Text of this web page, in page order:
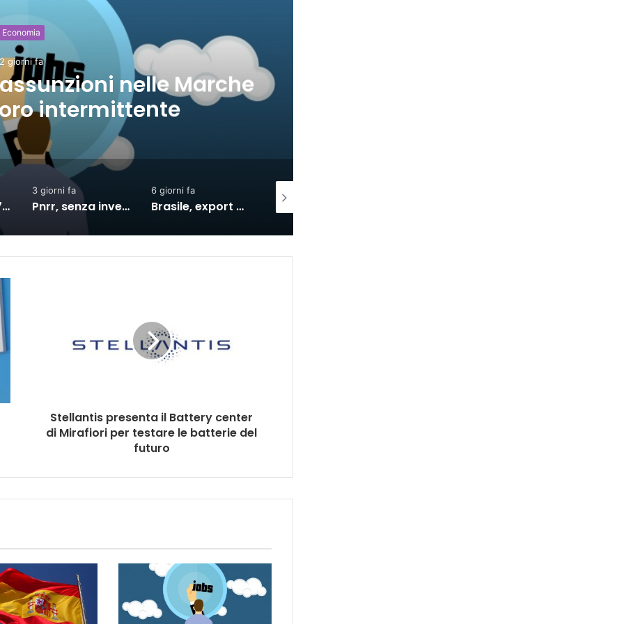
Economia
2 giorni fa
nelle Marche
intermittente
A Ferragosto 17,5 milioni di turisti, spesa diretta superiore a 9 miliardi
3 giorni fa
Pnrr, senza investimenti al Sud nel 2027 la crescita si dimezzerà
6 giorni fa
Brasile, export verso l’Ue in crescita dall’accordo con il Mercosur
Stellantis presenta il Battery center
di Mirafiori per testare le batterie del
futuro